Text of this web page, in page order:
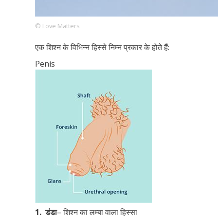
Footer
Company
हमारे सिद्धांत Just Poocho संपर्क करें
© Love Matters
एक शिश्न के विभिन्न हिस्से निम्न प्रकार के होते हैं:
Penis
1. डंडा– शिश्न का लम्बा वाला हिस्सा